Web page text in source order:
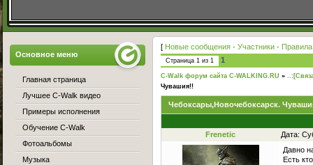
[ Новые сообщения · Участники ·
Страница 1 из 1 1
C-Walk форум сайта C-WALKING.RU »
Чувашия!!
Чебоксары,Новочебоксарск.
Frenetic Дата:
Давно
Есть
Основное меню
Главная страница
Лучшее C-Walk видео
Примеры исполнения
Обучение C-Walk
Фотоальбомы
Музыка